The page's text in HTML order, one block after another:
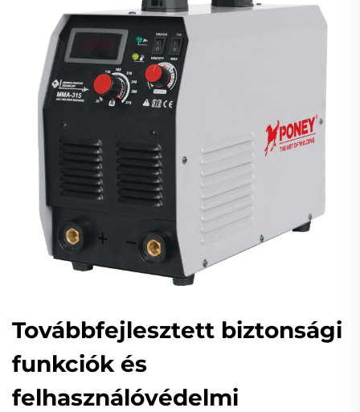
Továbbfejlesztett biztonsági
funkciók és
felhasználóvédelmi